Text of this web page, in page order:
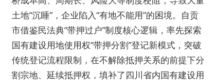
土地“沉睡”，企业陷入“有地不能用”的困境。自贡
市借鉴民法典“带押过户”制度核心逻辑，率先探索
国有建设用地使用权“带押分割”登记新模式，突破
传统登记流程限制，在不解除抵押关系的前提下分
割宗地、延续抵押权，填补了四川省内国有建设用